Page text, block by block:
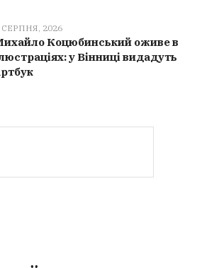
СЕРПНЯ, 2026
Коцюбинський оживе в
у Вінниці видадуть